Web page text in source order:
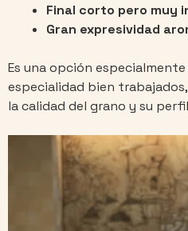
Final corto pero muy
Gran expresividad
Es una opción
especialidad bien
la calidad del grano y su